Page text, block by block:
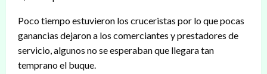
Poco tiempo estuvieron los cruceristas por lo que pocas
ganancias dejaron a los comerciantes y prestadores de
servicio, algunos no se esperaban que llegara tan
temprano el buque.